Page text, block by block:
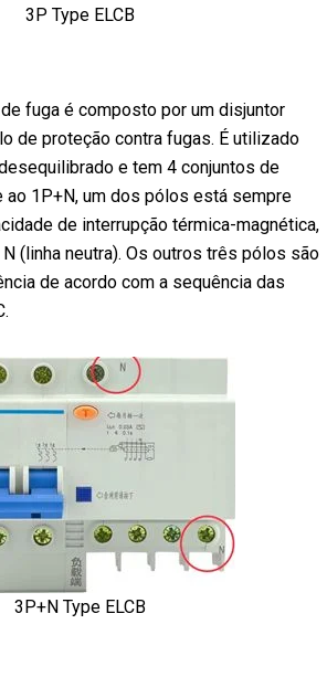
3P Type ELCB
fuga é composto por um disjuntor
de proteção contra fugas. É utilizado
e tem 4 conjuntos de
ao 1P+N, um dos pólos está sempre
de interrupção térmica-magnética,
(linha neutra). Os outros três pólos são
de acordo com a sequência das
3P+N Type ELCB